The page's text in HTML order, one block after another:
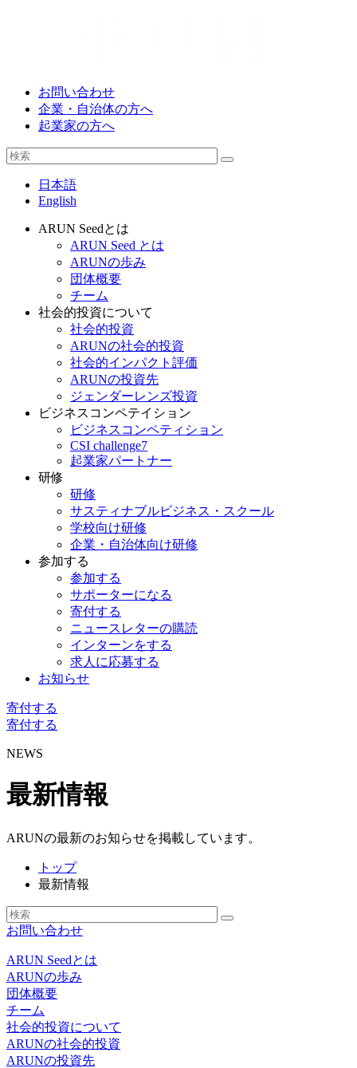
お問い合わせ
企業・自治体の方へ
起業家の方へ
日本語
English
ARUN Seedとは
ARUN Seed とは
ARUNの歩み
団体概要
チーム
社会的投資について
社会的投資
ARUNの社会的投資
社会的インパクト評価
ARUNの投資先
ジェンダーレンズ投資
ビジネスコンペテイション
ビジネスコンペティション
CSI challenge7
起業家パートナー
研修
研修
サスティナブルビジネス・スクール
学校向け研修
企業・自治体向け研修
参加する
参加する
サポーターになる
寄付する
ニュースレターの購読
インターンをする
求人に応募する
お知らせ
寄付する
寄付する
NEWS
最新情報
ARUNの最新のお知らせを掲載しています。
トップ
最新情報
お問い合わせ
ARUN Seedとは
ARUNの歩み
団体概要
チーム
社会的投資について
ARUNの社会的投資
ARUNの投資先